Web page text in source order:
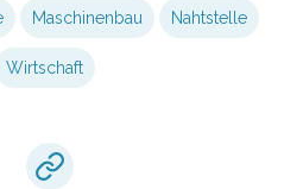
Maschinenbau Nahtstelle
Wirtschaft